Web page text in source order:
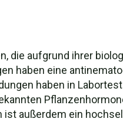
die aufgrund ihrer
haben eine
haben in
außerdem ein